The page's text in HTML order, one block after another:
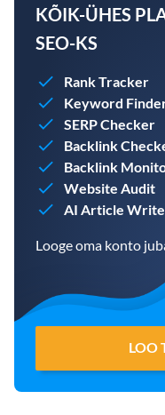
KÕIK-ÜHES
SEO-KS
Rank Tracker
Keyword
SERP Checker
Backlink
Backlink
Website Audit
AI Article
Looge oma konto
LOO